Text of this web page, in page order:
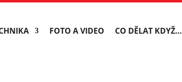
FOTO A VIDEO CO DĚLAT KDYŽ…